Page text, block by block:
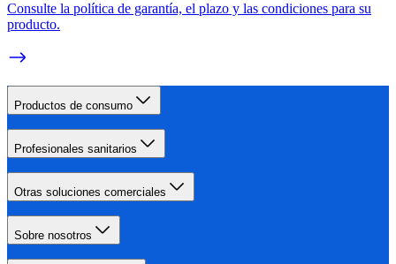
Consulte la política de garantía, el plazo y las condiciones para su
producto.
Productos de consumo
Profesionales sanitarios
Otras soluciones comerciales
Sobre nosotros